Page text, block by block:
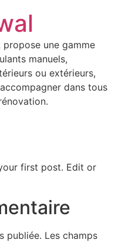
propose une gamme
manuels,
ou extérieurs,
dans tous
first post. Edit or
publiée. Les champs